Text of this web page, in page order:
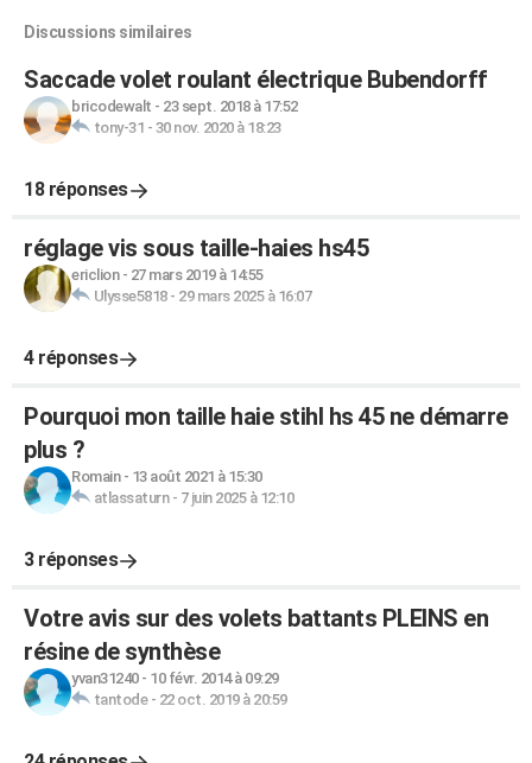
Discussions similaires
Saccade volet roulant électrique Bubendorff
bricodewalt - 23 sept. 2018 à 17:52
tony-31 - 30 nov. 2020 à 18:23
18 réponses
réglage vis sous taille-haies hs45
ericlion- 27 mars 2019 à 14:55
Ulysse5818- 29 mars 2025 à 16:07
4 réponses
Pourquoi mon taille haie stihl hs 45 ne démarre
plus ?
Romain- 13 août 2021 à 15:30
atlassaturn- 7 juin 2025 à 12:10
3 réponses
Votre avis sur des volets battants PLEINS en
résine de synthèse
yvan31240- 10 févr. 2014 à 09:29
tantode- 22 oct. 2019 à 20:59